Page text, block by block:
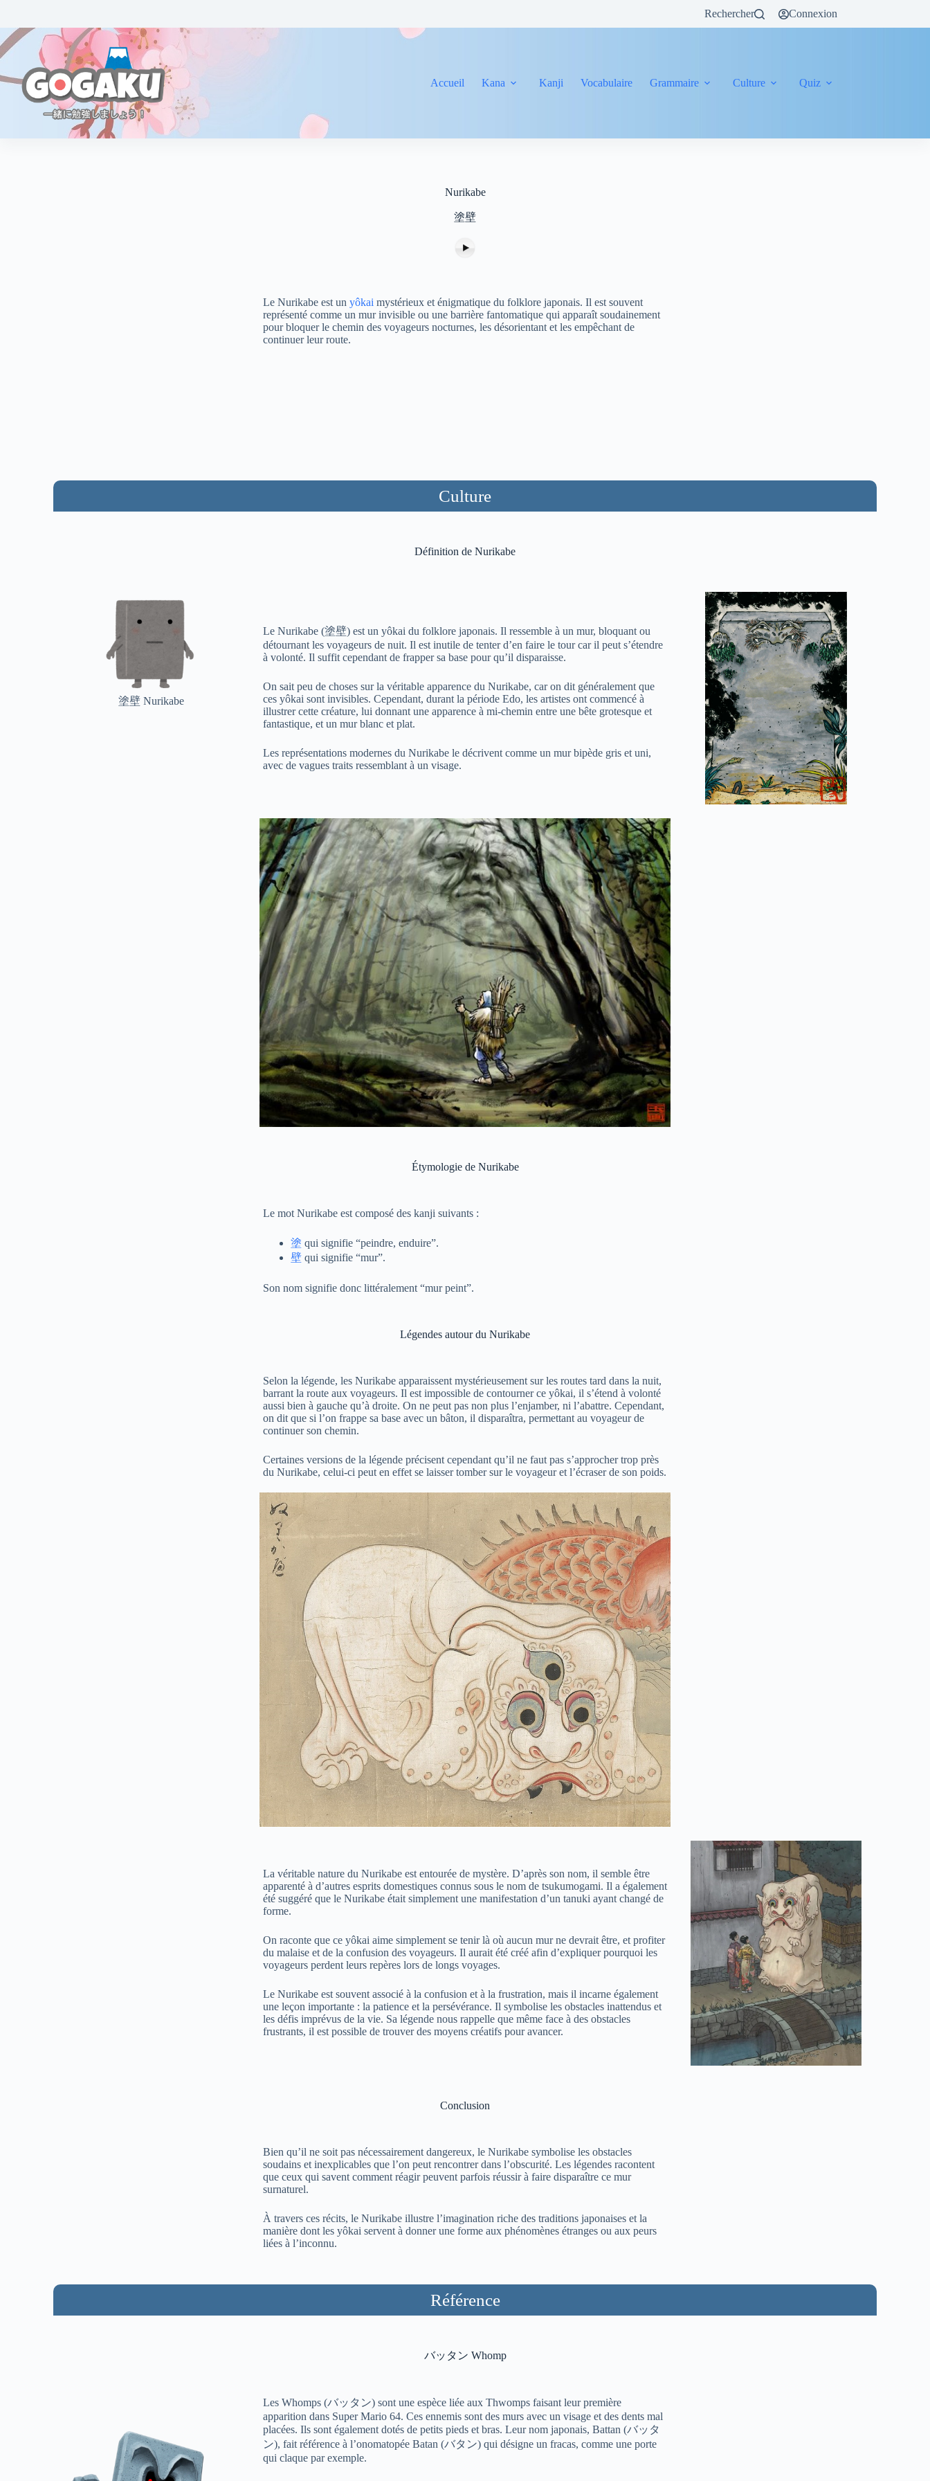
Rechercher Connexion
Accueil Kana Kanji Vocabulaire Grammaire Culture Quiz
Nurikabe
塗壁
Le Nurikabe est un yôkai mystérieux et énigmatique du folklore japonais. Il est souvent
représenté comme un mur invisible ou une barrière fantomatique qui apparaît soudainement
pour bloquer le chemin des voyageurs nocturnes, les désorientant et les empêchant de
continuer leur route.
Culture
Définition de Nurikabe
塗壁 Nurikabe
Le Nurikabe (塗壁) est un yôkai du folklore japonais. Il ressemble à un mur, bloquant ou
détournant les voyageurs de nuit. Il est inutile de tenter d’en faire le tour car il peut s’étendre
à volonté. Il suffit cependant de frapper sa base pour qu’il disparaisse.
On sait peu de choses sur la véritable apparence du Nurikabe, car on dit généralement que
ces yôkai sont invisibles. Cependant, durant la période Edo, les artistes ont commencé à
illustrer cette créature, lui donnant une apparence à mi-chemin entre une bête grotesque et
fantastique, et un mur blanc et plat.
Les représentations modernes du Nurikabe le décrivent comme un mur bipède gris et uni,
avec de vagues traits ressemblant à un visage.
Étymologie de Nurikabe
Le mot Nurikabe est composé des kanji suivants :
塗 qui signifie “peindre, enduire”.
壁qui signifie “mur”.
Son nom signifie donc littéralement “mur peint”.
Légendes autour du Nurikabe
Selon la légende, les Nurikabe apparaissent mystérieusement sur les routes tard dans la nuit,
barrant la route aux voyageurs. Il est impossible de contourner ce yôkai, il s’étend à volonté
aussi bien à gauche qu’à droite. On ne peut pas non plus l’enjamber, ni l’abattre. Cependant,
on dit que si l’on frappe sa base avec un bâton, il disparaîtra, permettant au voyageur de
continuer son chemin.
Certaines versions de la légende précisent cependant qu’il ne faut pas s’approcher trop près
du Nurikabe, celui-ci peut en effet se laisser tomber sur le voyageur et l’écraser de son poids.
La véritable nature du Nurikabe est entourée de mystère. D’après son nom, il semble être
apparenté à d’autres esprits domestiques connus sous le nom de tsukumogami. Il a également
été suggéré que le Nurikabe était simplement une manifestation d’un tanuki ayant changé de
forme.
On raconte que ce yôkai aime simplement se tenir là où aucun mur ne devrait être, et profiter
du malaise et de la confusion des voyageurs. Il aurait été créé afin d’expliquer pourquoi les
voyageurs perdent leurs repères lors de longs voyages.
Le Nurikabe est souvent associé à la confusion et à la frustration, mais il incarne également
une leçon importante : la patience et la persévérance. Il symbolise les obstacles inattendus et
les défis imprévus de la vie. Sa légende nous rappelle que même face à des obstacles
frustrants, il est possible de trouver des moyens créatifs pour avancer.
Conclusion
Bien qu’il ne soit pas nécessairement dangereux, le Nurikabe symbolise les obstacles
soudains et inexplicables que l’on peut rencontrer dans l’obscurité. Les légendes racontent
que ceux qui savent comment réagir peuvent parfois réussir à faire disparaître ce mur
surnaturel.
À travers ces récits, le Nurikabe illustre l’imagination riche des traditions japonaises et la
manière dont les yôkai servent à donner une forme aux phénomènes étranges ou aux peurs
liées à l’inconnu.
Référence
バッタン Whomp
Les Whomps (バッタン) sont une espèce liée aux Thwomps faisant leur première
apparition dans Super Mario 64. Ces ennemis sont des murs avec un visage et des dents mal
placées. Ils sont également dotés de petits pieds et bras. Leur nom japonais, Battan (バッタ
ン), fait référence à l’onomatopée Batan (バタン) qui désigne un fracas, comme une porte
qui claque par exemple.